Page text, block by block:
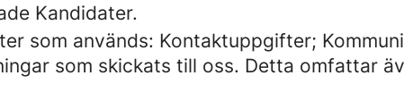
Kandidater.
som används: Kontaktuppgifter;
som skickats till oss. Detta omfattar